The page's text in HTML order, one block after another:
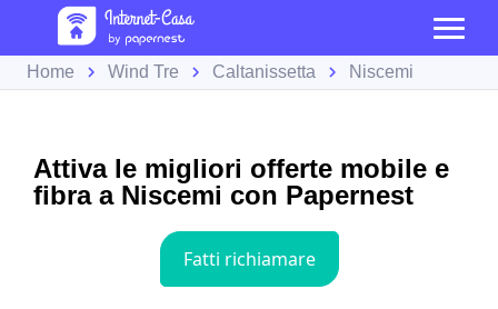
Home Wind Tre Caltanissetta Niscemi